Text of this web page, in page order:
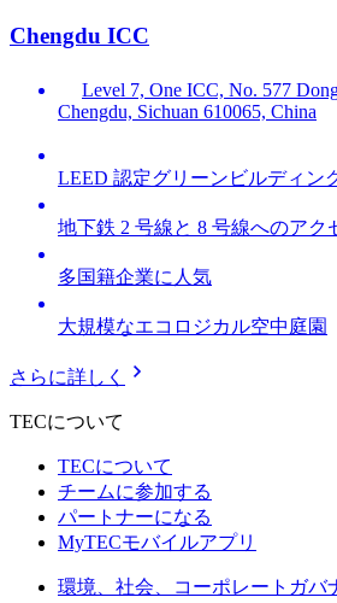
Chengdu ICC
Level 7, One ICC, No. 577
Chengdu, Sichuan 610065, China
LEED 認定グリーンビルディン
地下鉄 2 号線と 8 号線へのアク
多国籍企業に人気
大規模なエコロジカル空中庭園
さらに詳しく
TECについて
TECについて
チームに参加する
パートナーになる
MyTECモバイルアプリ
環境、社会、コーポレートガバ